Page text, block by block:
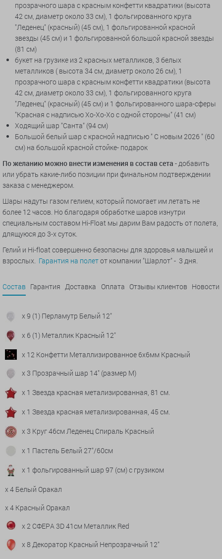
прозрачного шара с красным конфетти квадратики (высота
42 см, диаметр около 33 см), 1 фольгированного круга
"Леденец" (красный) (45 см), 1 фольгированной красной
звезды (45 см) и 1 фольгированной большой красной звезды
(81 см)
букет на грузике из 2 красных металликов, 3 белых
металликов ( высота 34 см, диаметр около 26 см), 1
прозрачного шара с красным конфетти квадратики (высота
42 см, диаметр около 33 см), 1 фольгированного круга
"Леденец" (красный) (45 см) и 1 фольгированного шара-сферы
"Красная с надписью Хо-Хо-Хо с одной стороны" (41 см)
Ходящий шар "Санта" (94 см)
Большой белый шар с красной надписью " С новым 2026 " (60
см) на большой красной стойке- подарок
По желанию можно внести изменения в состав сета - добавить
или убрать какие-либо позиции при финальном подтверждении
заказа с менеджером.
Шары надуты газом гелием, который помогает им летать не
более 12 часов. Но благодаря обработке шаров изнутри
специальным составом Hi-Float мы дарим Вам радость от полета,
длящуюся до 3-х суток.
Гелий и Hi-float совершенно безопасны для здоровья малышей и
взрослых. Гарантия на полетот компании "Шарлот" - 3 дня.
Состав Гарантия Доставка Оплата Отзывы клиентов Новости
x 9 (1) Перламутр Белый 12"
x 6 (1) Металлик Красный 12"
x 12 Конфетти Металлизированное 6х6мм Красный
x 3 Прозрачный шар 14" (размер М)
x 1 Звезда красная метализированная, 81 см.
x 1 Звезда красная метализированная, 45 см.
x 3 Круг 46см Леденец Спираль Красный
x 1 Пастель Белый 27"/60см
x 1 фольгированный шар 97 (см) с грузиком
x 4 Белый Оракал
x 4 Красный Оракал
x 2 СФЕРА 3D 41см Металлик Red
x 8 Декоратор Красный Непрозрачный 12"